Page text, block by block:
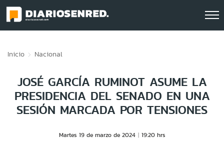
Inicio Nacional
JOSÉ GARCÍA RUMINOT ASUME LA
PRESIDENCIA DEL SENADO EN UNA
SESIÓN MARCADA POR TENSIONES
Martes 19 de marzo de 2024 19:20 hrs